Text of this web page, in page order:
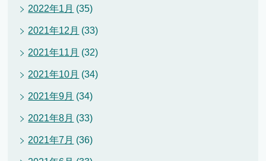
2022年1月 (35)
2021年12月 (33)
2021年11月 (32)
2021年10月 (34)
2021年9月 (34)
2021年8月 (33)
2021年7月 (36)